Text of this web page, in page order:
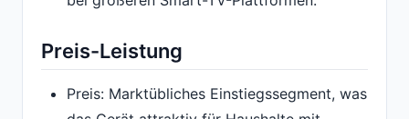
Preis-Leistung
Preis: Marktübliches Einstiegssegment, was